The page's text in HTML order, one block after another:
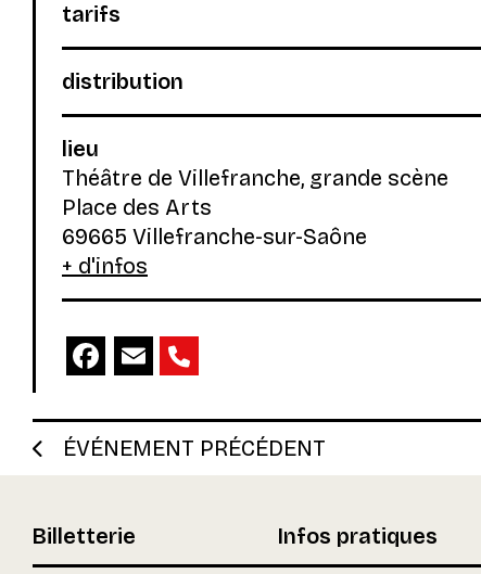
tarifs
distribution
lieu
Théâtre de Villefranche, grande scène
Place des Arts
69665 Villefranche-sur-Saône
+ d'infos
ÉVÉNEMENT PRÉCÉDENT
Billetterie Infos pratiques